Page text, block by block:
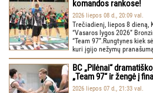
komandos rankose!
2026 liepos 08 d., 20:09 val.
Trečiadienį, liepos 8 dieną,
“Vasaros lygos 2026”
“Team 97”.Rungtynes kiek
kuri įgijo nežymų
BC „Pilėnai“
„Team 97“ ir žengė į
2026 liepos 07 d., 21:33 val.